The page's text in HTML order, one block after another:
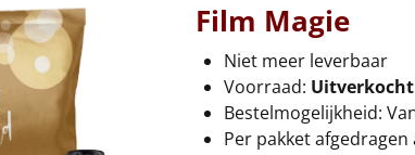
Film Magie
Niet meer leverbaar
Voorraad: Uitverkocht
Bestelmogelijkheid:
Per pakket